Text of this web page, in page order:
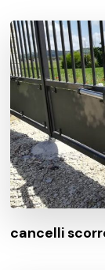
cancelli